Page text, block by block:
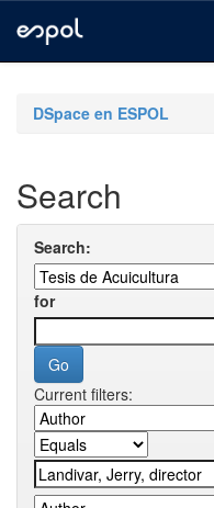
navigationDSpace en ESPOL
Search
Search:
for
Current filters: